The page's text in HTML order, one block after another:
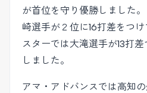
が首位を守り優勝しました
崎選手が２位に16打差をつ
スターでは大滝選手が13打
しました。
アマ・アドバンスでは高知